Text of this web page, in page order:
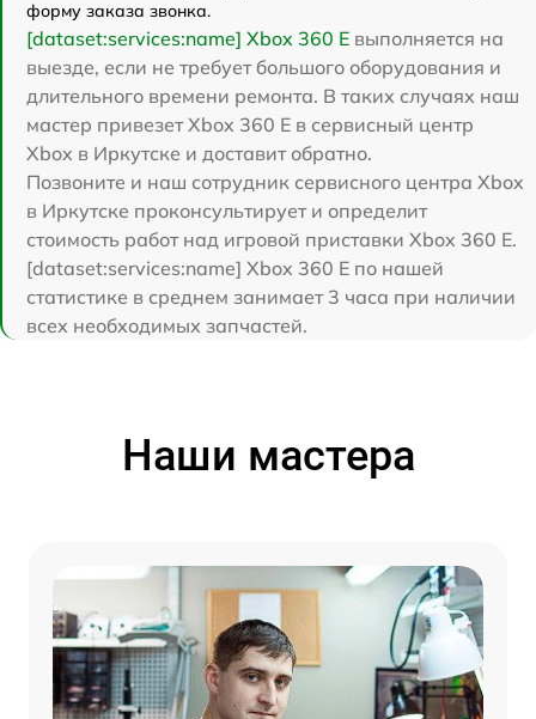
форму заказа звонка.
[dataset:services:name] Xbox 360 E выполняется на
выезде, если не требует большого оборудования и
длительного времени ремонта. В таких случаях наш
мастер привезет Xbox 360 E в сервисный центр
Xbox в Иркутске и доставит обратно.
Позвоните и наш сотрудник сервисного центра Xbox
в Иркутске проконсультирует и определит
стоимость работ над игровой приставки Xbox 360 E.
[dataset:services:name] Xbox 360 E по нашей
статистике в среднем занимает 3 часа при наличии
всех необходимых запчастей.
Наши мастера